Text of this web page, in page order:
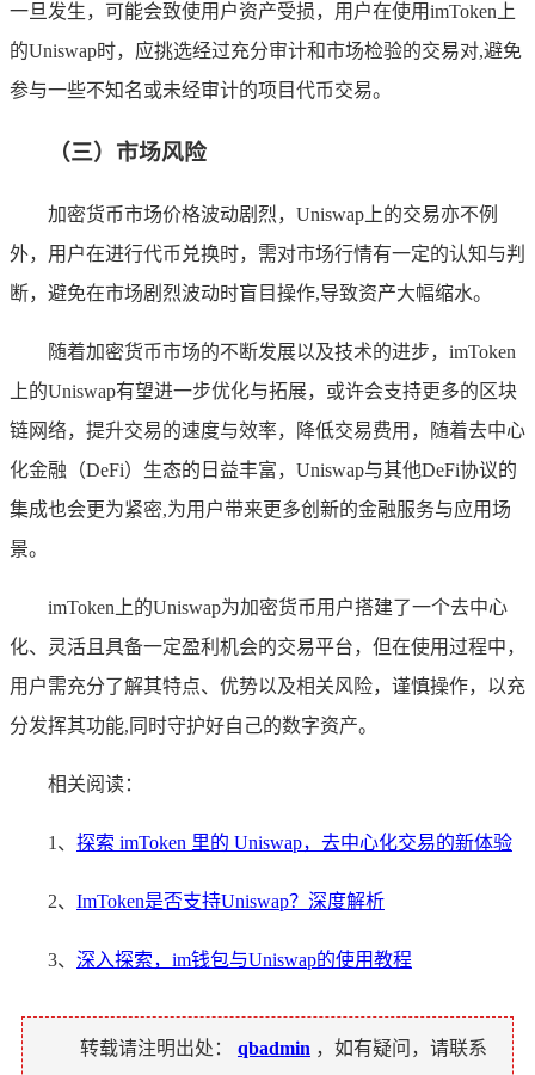
一旦发生，可能会致使用户资产受损，用户在使用imToken上
的Uniswap时，应挑选经过充分审计和市场检验的交易对,避免
参与一些不知名或未经审计的项目代币交易。
（三）市场风险
加密货币市场价格波动剧烈，Uniswap上的交易亦不例
外，用户在进行代币兑换时，需对市场行情有一定的认知与判
断，避免在市场剧烈波动时盲目操作,导致资产大幅缩水。
随着加密货币市场的不断发展以及技术的进步，imToken
上的Uniswap有望进一步优化与拓展，或许会支持更多的区块
链网络，提升交易的速度与效率，降低交易费用，随着去中心
化金融（DeFi）生态的日益丰富，Uniswap与其他DeFi协议的
集成也会更为紧密,为用户带来更多创新的金融服务与应用场
景。
imToken上的Uniswap为加密货币用户搭建了一个去中心
化、灵活且具备一定盈利机会的交易平台，但在使用过程中，
用户需充分了解其特点、优势以及相关风险，谨慎操作，以充
分发挥其功能,同时守护好自己的数字资产。
相关阅读：
1、 探索 imToken 里的 Uniswap，去中心化交易的新体验
2、 ImToken是否支持Uniswap？深度解析
3、 深入探索，im钱包与Uniswap的使用教程
转载请注明出处： qbadmin ，如有疑问，请联系